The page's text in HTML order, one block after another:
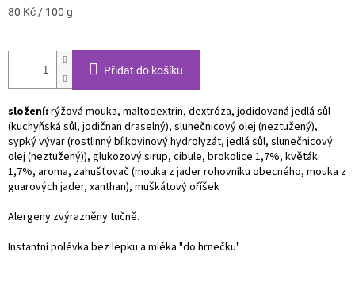
Měrná
80 Kč / 100 g
Přidat do košíku
složení: rýžová mouka, maltodextrin, dextróza, jodidovaná jedlá sůl
(kuchyňská sůl, jodičnan draselný), slunečnicový olej (neztužený),
sypký vývar (rostlinný bílkovinový hydrolyzát, jedlá sůl, slunečnicový
olej (neztužený)), glukozový sirup, cibule, brokolice 1,7%, květák
1,7%, aroma, zahušťovač (mouka z jader rohovníku obecného, mouka z
guarových jader, xanthan), muškátový oříšek
Alergeny zvýrazněny tučně.
Instantní polévka bez lepku a mléka "do hrnečku"